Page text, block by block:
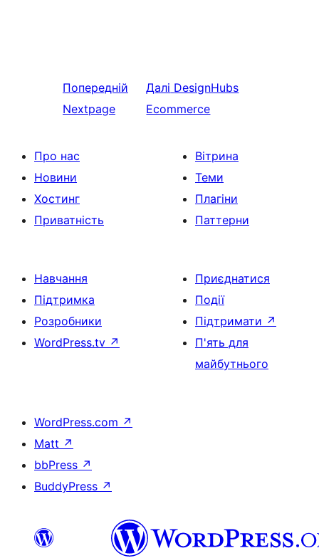
Попередній
Nextpage
Далі DesignHubs
Ecommerce
Про нас
Новини
Хостинг
Приватність
Вітрина
Теми
Плагіни
Паттерни
Навчання
Підтримка
Розробники
WordPress.tv ↗
Приєднатися
Події
Підтримати ↗
П'ять для
майбутнього
WordPress.com ↗
Matt ↗
bbPress ↗
BuddyPress ↗